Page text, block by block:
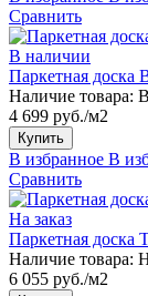
Сравнить
В наличии
Паркетная доска
Наличие товара:
4 699 руб./м2
Купить
В избранное В
Сравнить
На заказ
Паркетная доска
Наличие товара:
6 055 руб./м2